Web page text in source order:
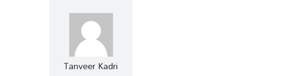
Tanveer Kadri